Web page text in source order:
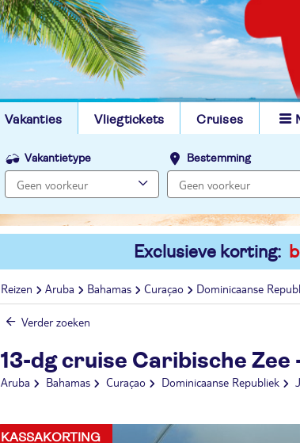
Vakanties Vliegtickets Cruises
Vakantietype Bestemming
Exclusieve korting:
Reizen Aruba Bahamas Curaçao Dominicaanse
Verder zoeken
13-dg cruise Caribische Zee
Aruba Bahamas Curaçao Dominicaanse Republiek
KASSAKORTING